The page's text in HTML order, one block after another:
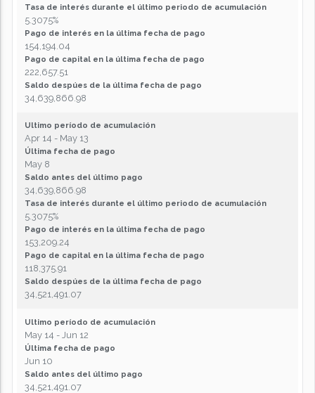
Tasa de interés durante el último periodo de acumulación
5.3075%
Pago de interés en la última fecha de pago
154,194.04
Pago de capital en la última fecha de pago
222,657.51
Saldo despúes de la última fecha de pago
34,639,866.98
Ultimo período de acumulación
Apr 14 - May 13
Última fecha de pago
May 8
Saldo antes del último pago
34,639,866.98
Tasa de interés durante el último periodo de acumulación
5.3075%
Pago de interés en la última fecha de pago
153,209.24
Pago de capital en la última fecha de pago
118,375.91
Saldo despúes de la última fecha de pago
34,521,491.07
Ultimo período de acumulación
May 14 - Jun 12
Última fecha de pago
Jun 10
Saldo antes del último pago
34,521,491.07